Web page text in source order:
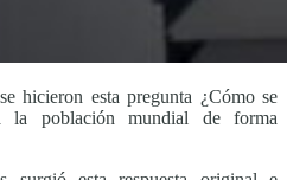
hicieron esta pregunta ¿Cómo se
la población mundial de forma